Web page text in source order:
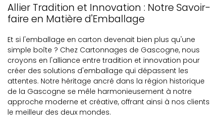
Allier Tradition et Innovation : Notre Savoir-
faire en Matière d'Emballage
Et si l'emballage en carton devenait bien plus qu'une
simple boîte ? Chez Cartonnages de Gascogne, nous
croyons en l'alliance entre tradition et innovation pour
créer des solutions d'emballage qui dépassent les
attentes. Notre héritage ancré dans la région historique
de la Gascogne se mêle harmonieusement à notre
approche moderne et créative, offrant ainsi à nos clients
le meilleur des deux mondes.